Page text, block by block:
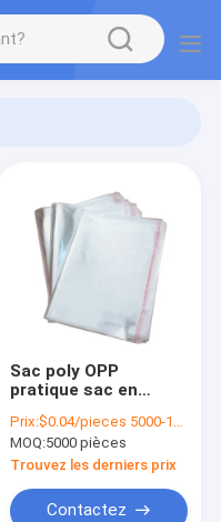
Sac poly OPP
pratique sac en
transparent avec
bande auto-adhésive
Prix:$0.04/pieces 5000-19999 pieces
MOQ:5000 pièces
Trouvez les derniers prix
Contactez